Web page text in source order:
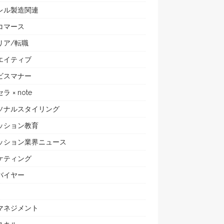
ル製造関連
マース
ア/転職
イティブ
スマナー
ラ × note
ナルスタイリング
ション教育
ション業界ニュース
ティング
イヤー
ネジメント